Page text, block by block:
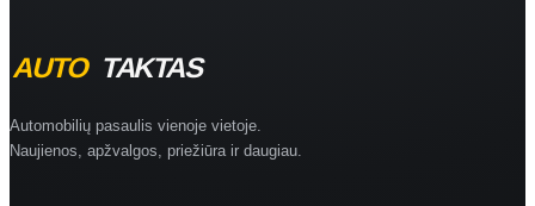
Automobilių pasaulis vienoje vietoje.
Naujienos, apžvalgos, priežiūra ir daugiau.